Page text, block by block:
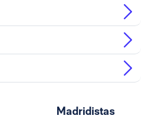
Madridistas